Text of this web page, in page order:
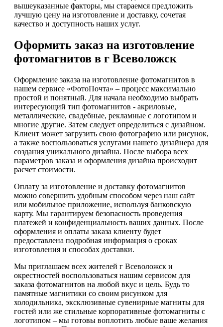
вышеуказанные факторы, мы стараемся предложить
лучшую цену на изготовление и доставку, сочетая
качество и доступность наших услуг.
Оформить заказ на изготовление
фотомагнитов в г Всеволожск
Оформление заказа на изготовление фотомагнитов в
нашем сервисе «ФотоПочта» – процесс максимально
простой и понятный. Для начала необходимо выбрать
интересующий тип фотомагнитов - акриловые,
металлические, свадебные, рекламные с логотипом и
многие другие. Затем следует определиться с дизайном.
Клиент может загрузить свою фотографию или рисунок,
а также воспользоваться услугами нашего дизайнера для
создания уникального дизайна. После выбора всех
параметров заказа и оформления дизайна происходит
расчет стоимости.
Оплату за изготовление и доставку фотомагнитов
можно совершить удобным способом через наш сайт
или мобильное приложение, используя банковскую
карту. Мы гарантируем безопасность проведения
платежей и конфиденциальность ваших данных. После
оформления и оплаты заказа клиенту будет
предоставлена подробная информация о сроках
изготовления и способах доставки.
Мы приглашаем всех жителей г Всеволожск и
окрестностей воспользоваться нашим сервисом для
заказа фотомагнитов на любой вкус и цель. Будь то
памятные магнитики со своим рисунком для
холодильника, эксклюзивные сувенирные магниты для
гостей или же стильные корпоративные фотомагниты с
логотипом – мы готовы воплотить любые ваше желания